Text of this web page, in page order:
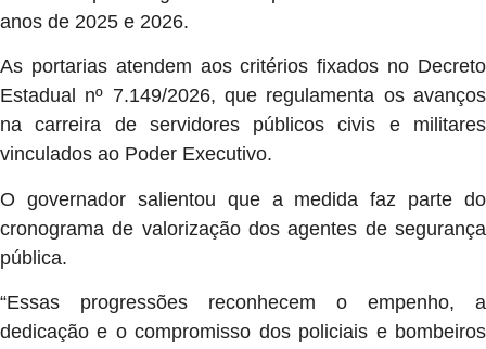
anos de 2025 e 2026.
As portarias atendem aos critérios fixados no Decreto
Estadual nº 7.149/2026, que regulamenta os avanços
na carreira de servidores públicos civis e militares
vinculados ao Poder Executivo.
O governador salientou que a medida faz parte do
cronograma de valorização dos agentes de segurança
pública.
“Essas progressões reconhecem o empenho, a
dedicação e o compromisso dos policiais e bombeiros